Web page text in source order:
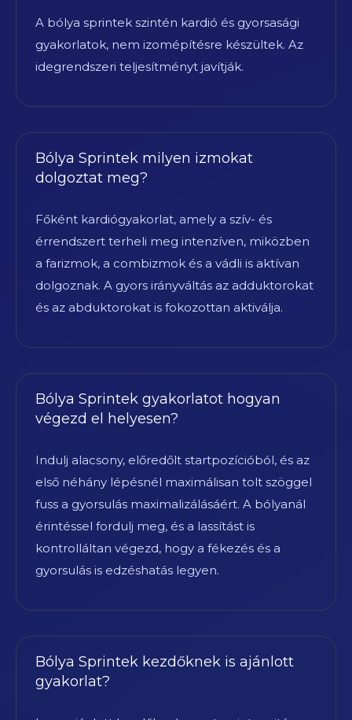
A bólya sprintek szintén kardió és gyorsasági
gyakorlatok, nem izomépítésre készültek. Az
idegrendszeri teljesítményt javítják.
Bólya Sprintek milyen izmokat
dolgoztat meg?
Főként kardiógyakorlat, amely a szív- és
érrendszert terheli meg intenzíven, miközben
a farizmok, a combizmok és a vádli is aktívan
dolgoznak. A gyors irányváltás az adduktorokat
és az abduktorokat is fokozottan aktiválja.
Bólya Sprintek gyakorlatot hogyan
végezd el helyesen?
Indulj alacsony, előredőlt startpozícióból, és az
első néhány lépésnél maximálisan tolt szöggel
fuss a gyorsulás maximalizálásáért. A bólyanál
érintéssel fordulj meg, és a lassítást is
kontrolláltan végezd, hogy a fékezés és a
gyorsulás is edzéshatás legyen.
Bólya Sprintek kezdőknek is ajánlott
gyakorlat?